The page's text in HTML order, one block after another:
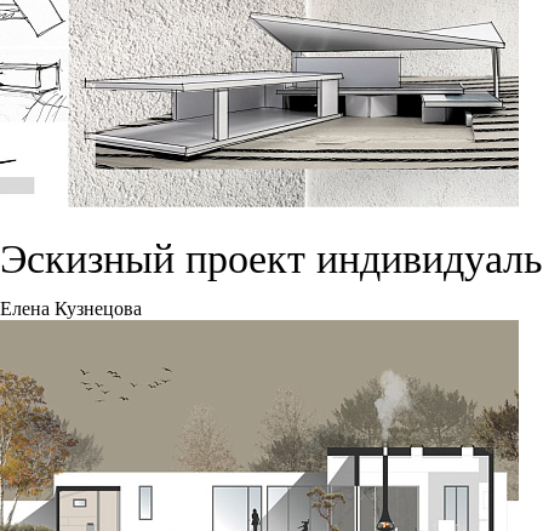
Эскизный проект
Елена Кузнецова